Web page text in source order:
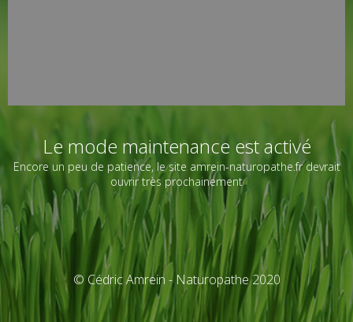
Le mode maintenance est activé
Encore un peu de patience, le site amrein-naturopathe.fr devrait
ouvrir très prochainement
© Cédric Amrein - Naturopathe 2020